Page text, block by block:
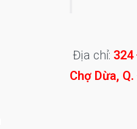
Địa chỉ: 324
Chợ Dừa,